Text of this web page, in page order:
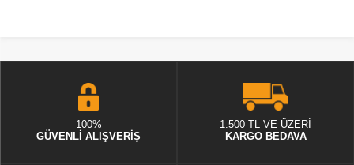
100%
GÜVENLİ ALIŞVERİŞ
1.500 TL VE ÜZERİ
KARGO BEDAVA